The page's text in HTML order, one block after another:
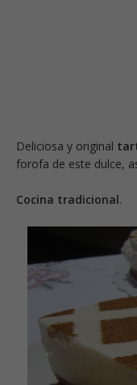
Deliciosa y original
forofa de este dulce,
Cocina tradicional.